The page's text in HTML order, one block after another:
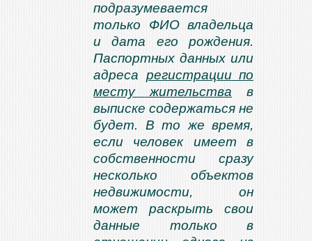
подразумевается
только ФИО владельца
и дата его рождения.
Паспортных данных или
адреса регистрации по
месту жительства в
выписке содержаться не
будет. В то же время,
если человек имеет в
собственности сразу
несколько объектов
недвижимости, он
может раскрыть свои
данные только в